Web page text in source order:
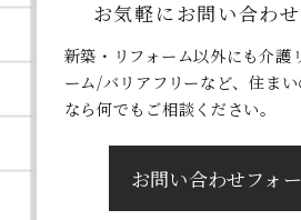
お気軽にお問い合わせ
新築・リフォーム以外にも介護
ーム/バリアフリーなど、住まい
なら何でもご相談ください。
お問い合わせフォ